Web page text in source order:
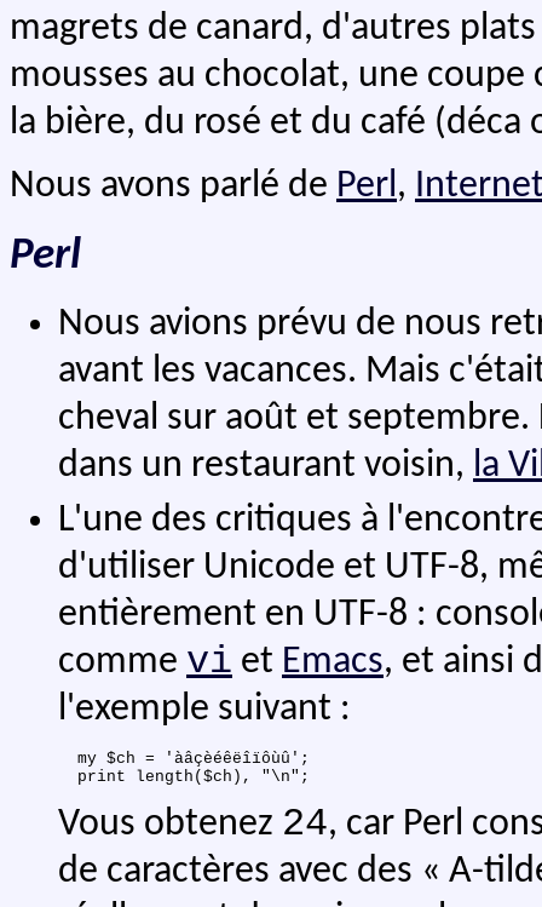
magrets de canard, d'autres
mousses au chocolat, une
la bière, du rosé et du café (déca
Nous avons parlé de Perl,
Perl
Nous avions prévu de nous
avant les vacances. Mais
cheval sur août et
dans un restaurant voisin, la
L'une des critiques à
d'utiliser Unicode et UTF-8,
entièrement en UTF-8 :
comme vi et Emacs, et ainsi
l'exemple suivant :
  my $ch = 'àâçèéêëîïôùû';
Vous obtenez 24, car Perl
de caractères avec des « A-